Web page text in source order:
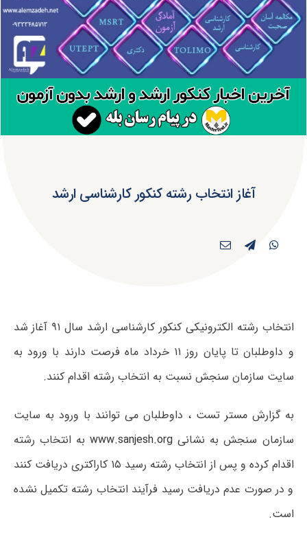
آغاز انتخاب رشته کنکور کارشناسی ارشد
انتخاب رشته الکترونیکی کنکور کارشناسی ارشد سال ۹۱ آغاز شد
و داوطلبان تا پایان روز ۱۱ خرداد ماه فرصت دارند با ورود به
سایت سازمان سنجش نسبت به انتخاب رشته اقدام کنند.
به گزارش مستر تست ، داوطلبان می توانند با ورود به سایت
سازمان سنجش به نشانیwww.sanjesh.org به انتخاب رشته
اقدام کرده و پس از انتخاب رشته رسید ۱۵ کاراکتری دریافت کنند
و در صورت عدم دریافت رسید فرآیند انتخاب رشته تکمیل نشده
است.